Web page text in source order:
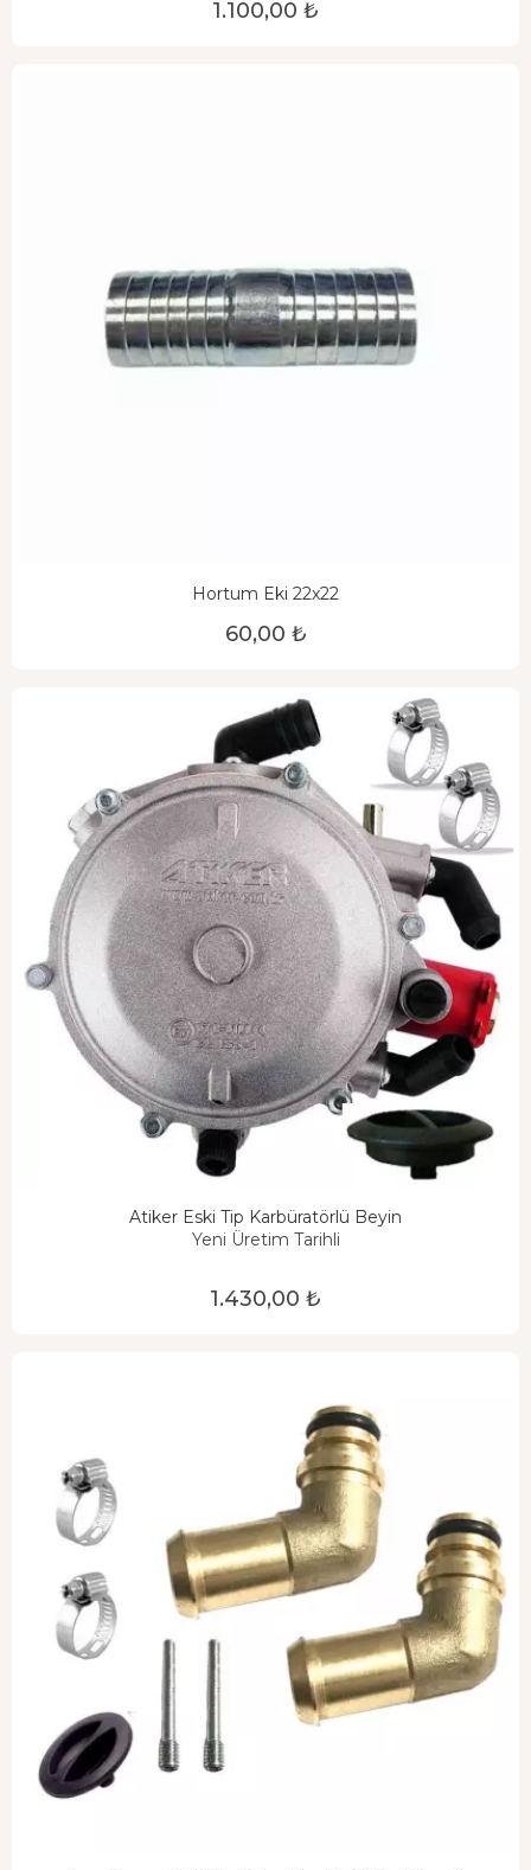
1.100,00 ₺
Hortum Eki 22x22
60,00 ₺
Atiker Eski Tip Karbüratörlü Beyin
Yeni Üretim Tarihli
1.430,00 ₺